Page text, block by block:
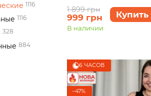
3XL
1 899 грн
999 грн Купить
В наличии
6 ЧАСОВ
−47%
1116
1116
328
884